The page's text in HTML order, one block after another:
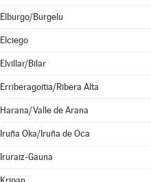
Elburgo/Burgelu
Elciego
Elvillar/Bilar
Erriberagoitia/Ribera Alta
Harana/Valle de Arana
Iruña Oka/Iruña de Oca
Iruraiz-Gauna